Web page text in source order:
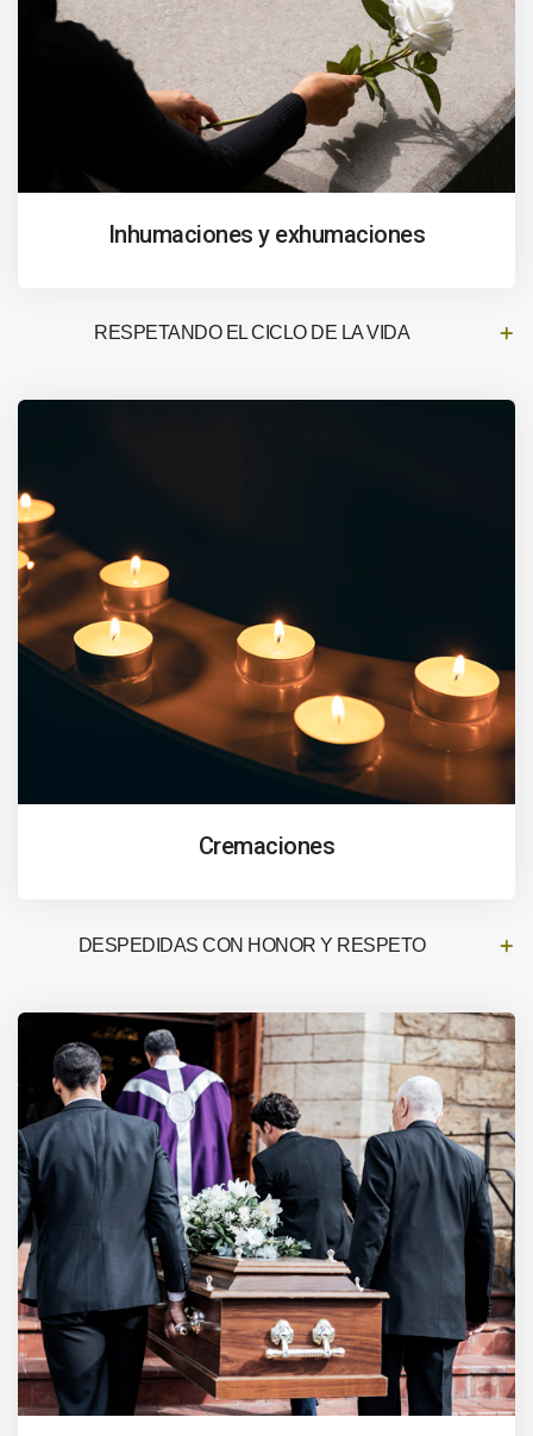
Inhumaciones y exhumaciones
RESPETANDO EL CICLO DE LA VIDA
Cremaciones
DESPEDIDAS CON HONOR Y RESPETO